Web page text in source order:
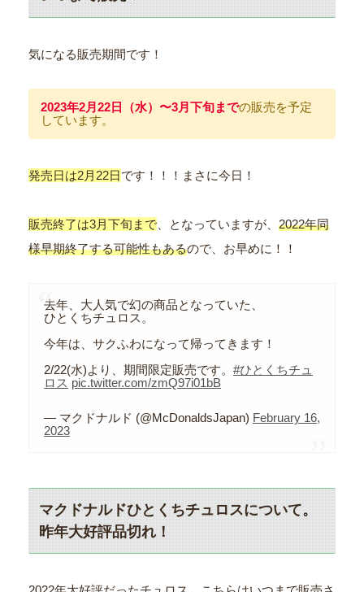
気になる販売期間です！
2023年2月22日（水）〜3月下旬までの販売を予定
しています。
発売日は2月22日です！！！まさに今日！
販売終了は3月下旬まで 、となっていますが、 2022年同
様早期終了する可能性もあるので、お早めに！！
去年、大人気で幻の商品となっていた、
ひとくちチュロス。
今年は、サクふわになって帰ってきます！
2/22(水)より、期間限定販売です。 #ひとくちチュ
ロス pic.twitter.com/zmQ97i01bB
— マクドナルド (@McDonaldsJapan) February 16,
2023
マクドナルドひとくちチュロスについて。
昨年大好評品切れ！